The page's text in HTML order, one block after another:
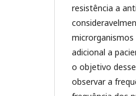
resistência a
adicional a
o objetivo
observar a